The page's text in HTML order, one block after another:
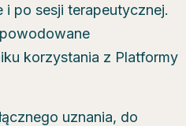
po sesji terapeutycznej.
korzystania z Platformy
uznania, do